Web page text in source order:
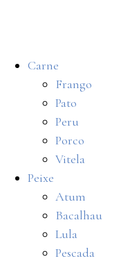
Carne
Frango
Pato
Peru
Porco
Vitela
Peixe
Atum
Bacalhau
Lula
Pescada